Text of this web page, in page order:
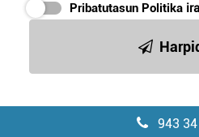
Pribatutasun Politika
943